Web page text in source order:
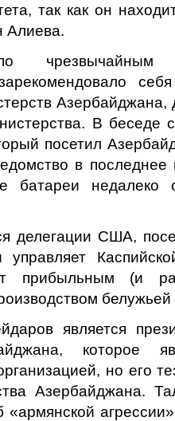
так как он
Алиева.
по
зарекомендовало
В беседе
посетил
в
батареи недалеко
делегации США,
прибыльным (и
является
которое
но его
Азербайджана.
«армянской